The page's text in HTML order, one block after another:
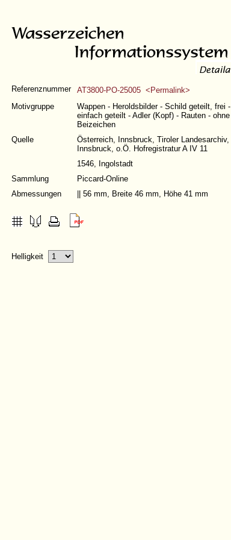
Referenznummer
AT3800-PO-25005 <Permalink>
Motivgruppe
Wappen - Heroldsbilder - Schild geteilt, frei -
einfach geteilt - Adler (Kopf) - Rauten - ohne
Beizeichen
Quelle
Österreich, Innsbruck, Tiroler Landesarchiv,
Innsbruck, o.Ö. Hofregistratur A IV 11
1546, Ingolstadt
Sammlung
Piccard-Online
Abmessungen
|| 56 mm, Breite 46 mm, Höhe 41 mm
Helligkeit